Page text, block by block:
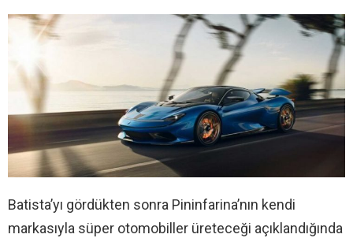
Batista’yı gördükten sonra Pininfarina’nın kendi
markasıyla süper otomobiller üreteceği açıklandığında